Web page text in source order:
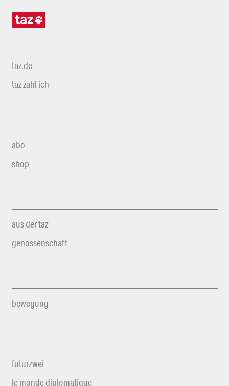
taz.de
taz zahl ich
abo
shop
aus der taz
genossenschaft
bewegung
futurzwei
le monde diplomatique